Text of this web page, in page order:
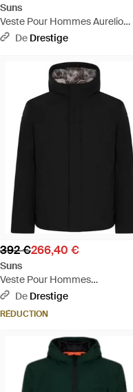
Suns
Veste Pour Hommes Aurelio
Velour Bleu Noir - Bleu
De Drestige
392 €266,40 €
Suns
Veste Pour Hommes
Montebianco Four Noir - Noir
De Drestige
RÉDUCTION